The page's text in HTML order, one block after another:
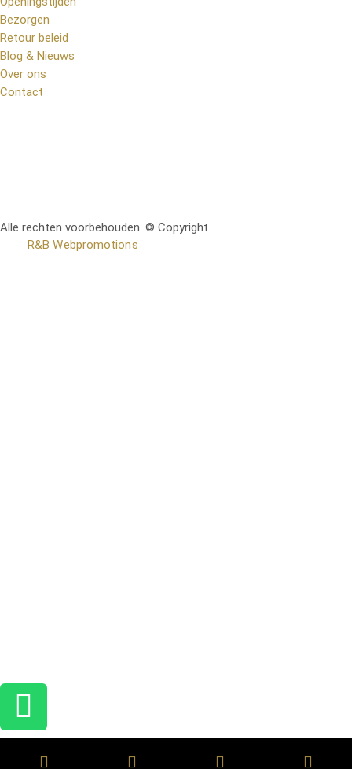
Bezorgen
Retour beleid
Blog & Nieuws
Over ons
Contact
Alle rechten voorbehouden. © Copyright
R&B Webpromotions